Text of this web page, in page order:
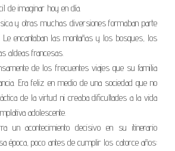
de imaginar hoy en día.
y otras muchas diversiones formaban parte
encantaban las montañas y los bosques, los
aldeas francesas.
de los frecuentes viajes que su familia
Era feliz en medio de una sociedad que no
de la virtud ni creaba dificultades a la vida
adolescente.
un acontecimiento decisivo en su itinerario
época, poco antes de cumplir los catorce años: